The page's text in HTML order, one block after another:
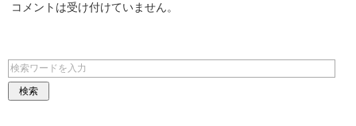
コメントは受け付けていません。